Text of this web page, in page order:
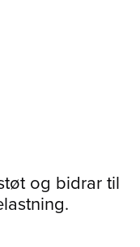
og bidrar til